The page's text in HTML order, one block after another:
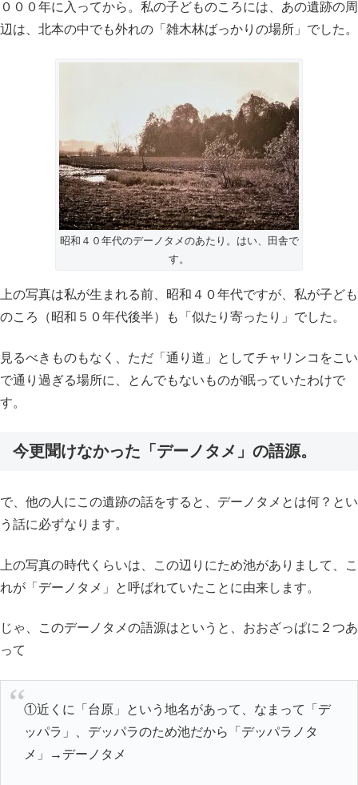
０００年に入ってから。私の子どものころには、あの遺跡の周
辺は、北本の中でも外れの「雑木林ばっかりの場所」でした。
昭和４０年代のデーノタメのあたり。はい、田舎で
す。
上の写真は私が生まれる前、昭和４０年代ですが、私が子ども
のころ（昭和５０年代後半）も「似たり寄ったり」でした。
見るべきものもなく、ただ「通り道」としてチャリンコをこい
で通り過ぎる場所に、とんでもないものが眠っていたわけで
す。
今更聞けなかった「デーノタメ」の語源。
で、他の人にこの遺跡の話をすると、デーノタメとは何？とい
う話に必ずなります。
上の写真の時代くらいは、この辺りにため池がありまして、こ
れが「デーノタメ」と呼ばれていたことに由来します。
じゃ、このデーノタメの語源はというと、おおざっぱに２つあ
って
①近くに「台原」という地名があって、なまって「デ
ッパラ」、デッパラのため池だから「デッパラノタ
メ」→デーノタメ